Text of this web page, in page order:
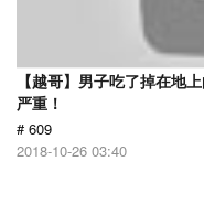
【越哥】男子吃了掉在地
严重！
# 609
2018-10-26 03:40